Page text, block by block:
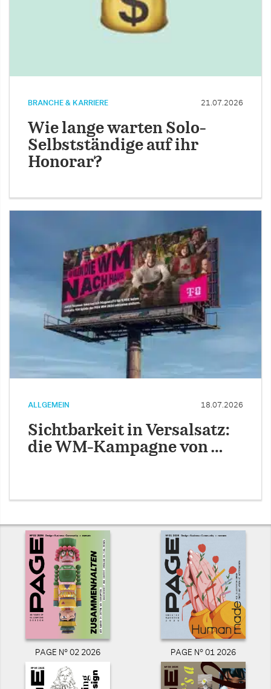
BRANCHE & KARRIERE 21.07.2026
Wie lange warten Solo-
Selbstständige auf ihr
Honorar?
ALLGEMEIN 18.07.2026
Sichtbarkeit in Versalsatz:
die WM-Kampagne von …
PAGE N° 02 2026 PAGE N° 01 2026